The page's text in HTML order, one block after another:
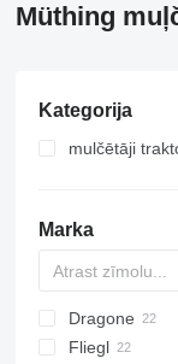
Müthing
Kategorija
mulčētāji
Marka
AS
GKR
PARK
Z-series
CK
Sirio
Dragone
VL
SMK
Fliegl